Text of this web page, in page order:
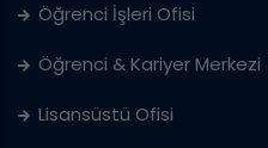
Öğrenci İşleri Ofisi
Öğrenci & Kariyer Merkezi
Lisansüstü Ofisi